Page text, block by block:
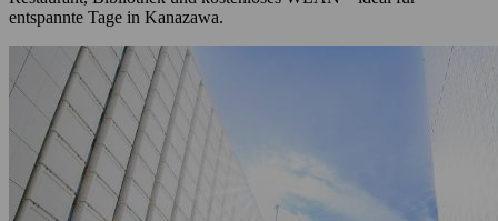
entspannte Tage in Kanazawa.